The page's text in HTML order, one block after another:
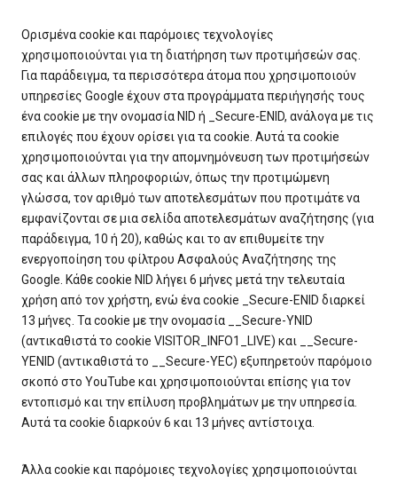
Ορισμένα cookie και παρόμοιες τεχνολογίες
χρησιμοποιούνται για τη διατήρηση των προτιμήσεών σας.
Για παράδειγμα, τα περισσότερα άτομα που χρησιμοποιούν
υπηρεσίες Google έχουν στα προγράμματα περιήγησής τους
ένα cookie με την ονομασία NID ή _Secure-ENID, ανάλογα με τις
επιλογές που έχουν ορίσει για τα cookie. Αυτά τα cookie
χρησιμοποιούνται για την απομνημόνευση των προτιμήσεών
σας και άλλων πληροφοριών, όπως την προτιμώμενη
γλώσσα, τον αριθμό των αποτελεσμάτων που προτιμάτε να
εμφανίζονται σε μια σελίδα αποτελεσμάτων αναζήτησης (για
παράδειγμα, 10 ή 20), καθώς και το αν επιθυμείτε την
ενεργοποίηση του φίλτρου Ασφαλούς Αναζήτησης της
Google. Κάθε cookie NID λήγει 6 μήνες μετά την τελευταία
χρήση από τον χρήστη, ενώ ένα cookie _Secure-ENID διαρκεί
13 μήνες. Τα cookie με την ονομασία __Secure-YNID
(αντικαθιστά το cookie VISITOR_INFO1_LIVE) και __Secure-
YENID (αντικαθιστά το __Secure-YEC) εξυπηρετούν παρόμοιο
σκοπό στο YouTube και χρησιμοποιούνται επίσης για τον
εντοπισμό και την επίλυση προβλημάτων με την υπηρεσία.
Αυτά τα cookie διαρκούν 6 και 13 μήνες αντίστοιχα.
Άλλα cookie και παρόμοιες τεχνολογίες χρησιμοποιούνται